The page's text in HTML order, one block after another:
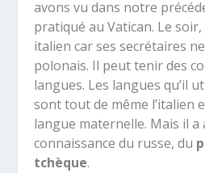
avons vu dans notre
pratiqué au Vatican. Le
italien car ses secrétaires
polonais. Il peut tenir des
langues. Les langues qu’il
sont tout de même l’italien
langue maternelle. Mais il a
connaissance du russe, du
tchèque.